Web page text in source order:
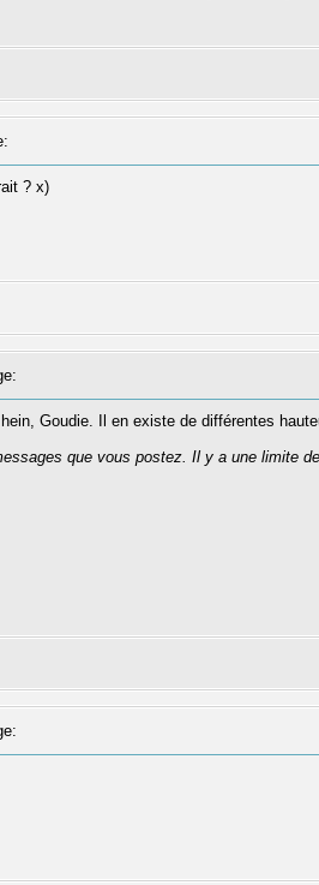
? x)
Goudie. Il en existe de différentes
que vous postez. Il y a une limite